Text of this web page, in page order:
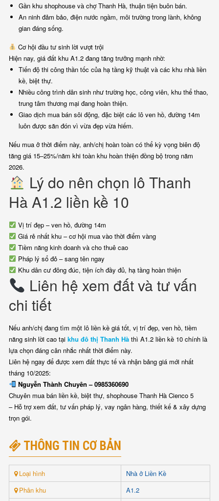
Gần khu shophouse và chợ Thanh Hà, thuận tiện buôn bán.
An ninh đảm bảo, điện nước ngầm, môi trường trong lành, không
gian đáng sống.
Cơ hội đầu tư sinh lời vượt trội
Hiện nay, giá đất khu A1.2 đang tăng trưởng mạnh nhờ:
Tiến độ thi công thần tốc của hạ tầng kỹ thuật và các khu nhà liền
kề, biệt thự.
Nhiều công trình dân sinh như trường học, công viên, khu thể thao,
trung tâm thương mại đang hoàn thiện.
Giao dịch mua bán sôi động, đặc biệt các lô ven hồ, đường 14m
luôn được săn đón vì vừa đẹp vừa hiếm.
Nếu mua ở thời điểm này, anh/chị hoàn toàn có thể kỳ vọng biên độ
tăng giá 15–25%/năm khi toàn khu hoàn thiện đồng bộ trong năm
2026.
Lý do nên chọn lô Thanh
Hà A1.2 liền kề 10
Vị trí đẹp – ven hồ, đường 14m
Giá rẻ nhất khu – cơ hội mua vào thời điểm vàng
Tiềm năng kinh doanh và cho thuê cao
Pháp lý sổ đỏ – sang tên ngay
Khu dân cư đông đúc, tiện ích đầy đủ, hạ tầng hoàn thiện
Liên hệ xem đất và tư vấn
chi tiết
Nếu anh/chị đang tìm một lô liền kề giá tốt, vị trí đẹp, ven hồ, tiềm
năng sinh lời cao tại khu đô thị Thanh Hàthì A1.2 liền kề 10 chính là
lựa chọn đáng cân nhắc nhất thời điểm này.
Liên hệ ngay để được xem đất thực tế và nhận bảng giá mới nhất
tháng 10/2025:
Nguyễn Thành Chuyên – 0985360690
Chuyên mua bán liền kề, biệt thự, shophouse Thanh Hà Cienco 5
– Hỗ trợ xem đất, tư vấn pháp lý, vay ngân hàng, thiết kế & xây dựng
trọn gói.
THÔNG TIN CƠ BẢN
Loại hình
Nhà ở Liền Kề
Phân khu
A1.2